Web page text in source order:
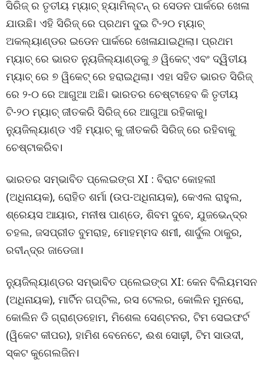
ସିରିଜ୍ ର ତୃତୀୟ ମ୍ୟାଚ୍ ହ୍ୟାମିଲ୍ଟନ୍ ର ସେଡନ ପାର୍କରେ ଖେଳା
ଯାଉଛି। ଏହି ସିରିଜ୍ ରେ ପ୍ରଥମ ଦୁଇ ଟି-୨୦ ମ୍ୟାଚ୍
ଅକଲ୍ୟାଣ୍ଡର ଇଡେନ ପାର୍କରେ ଖେଳାଯାଇଥିଲା। ପ୍ରଥମ
ମ୍ୟାଚ୍ ରେ ଭାରତ ନ୍ୟୁଜିଲ୍ୟାଣ୍ଡକୁ ୬ ୱିକେଟ୍ ଏବଂ ଦ୍ୱିତୀୟ
ମ୍ୟାଚ୍ ରେ ୭ ୱିକେଟ୍ ରେ ହରାଇଥିଲା। ଏହା ସହିତ ଭାରତ ସିରିଜ୍
ରେ ୨-୦ ରେ ଆଗୁଆ ଅଛି। ଭାରତର ଚେଷ୍ଟାହେବ କି ତୃତୀୟ
ଟି-୨୦ ମ୍ୟାଚ୍ ଜୀତକରି ସିରିଜ୍ ରେ ଆଗୁଆ ରହିକାକୁ।
ନ୍ୟୁଜିଲ୍ୟାଣ୍ଡ ଏହି ମ୍ୟାଚ୍ କୁ ଜୀତକରି ସିରିଜ୍ ରେ ରହିବାକୁ
ଚେଷ୍ଟାକରିବ।
ଭାରତର ସମ୍ଭାବିତ ପ୍ଲେଇଙ୍ଗ XI : ବିରାଟ କୋହଲୀ
(ଅଧିନାୟକ), ରୋହିତ ଶର୍ମା (ଉପ-ଅଧିନାୟକ), କେଏଲ ରାହୁଲ,
ଶ୍ରେୟସ ଆୟାର, ମନୀଷ ପାଣ୍ଡେ, ଶିବମ ଦୁବେ, ଯୁଜଭେନ୍ଦ୍ର
ଚହଲ, ଜସପ୍ରୀତ ବୁମରାହ, ମୋହମ୍ମଦ ଶମୀ, ଶାର୍ଦୁଲ ଠାକୁର,
ରବୀନ୍ଦ୍ର ଜାଡେଜା।
ନ୍ୟୁଜିଲ୍ୟାଣ୍ଡର ସମ୍ଭାବିତ ପ୍ଲେଇଙ୍ଗ XI: କେନ ବିଲିୟମସନ
(ଅଧିନାୟକ), ମାର୍ଟିନ ଗପ୍ଟିଲ, ରସ ଟେଲର, କୋଲିନ ମୁନରୋ,
କୋଲିନ ଡି ଗ୍ରାଣ୍ଡହୋମ, ମିଶେଲ ସେଣ୍ଟନର, ଟିମ ସେଇଫର୍ଟ
(ୱିକେଟ କୀପର), ହାମିଶ ବେନେଟେ, ଈଶ ସୋଢ଼ୀ, ଟିମ ସାଉଦୀ,
ସ୍କଟ କୁଗେଲଜିନ।